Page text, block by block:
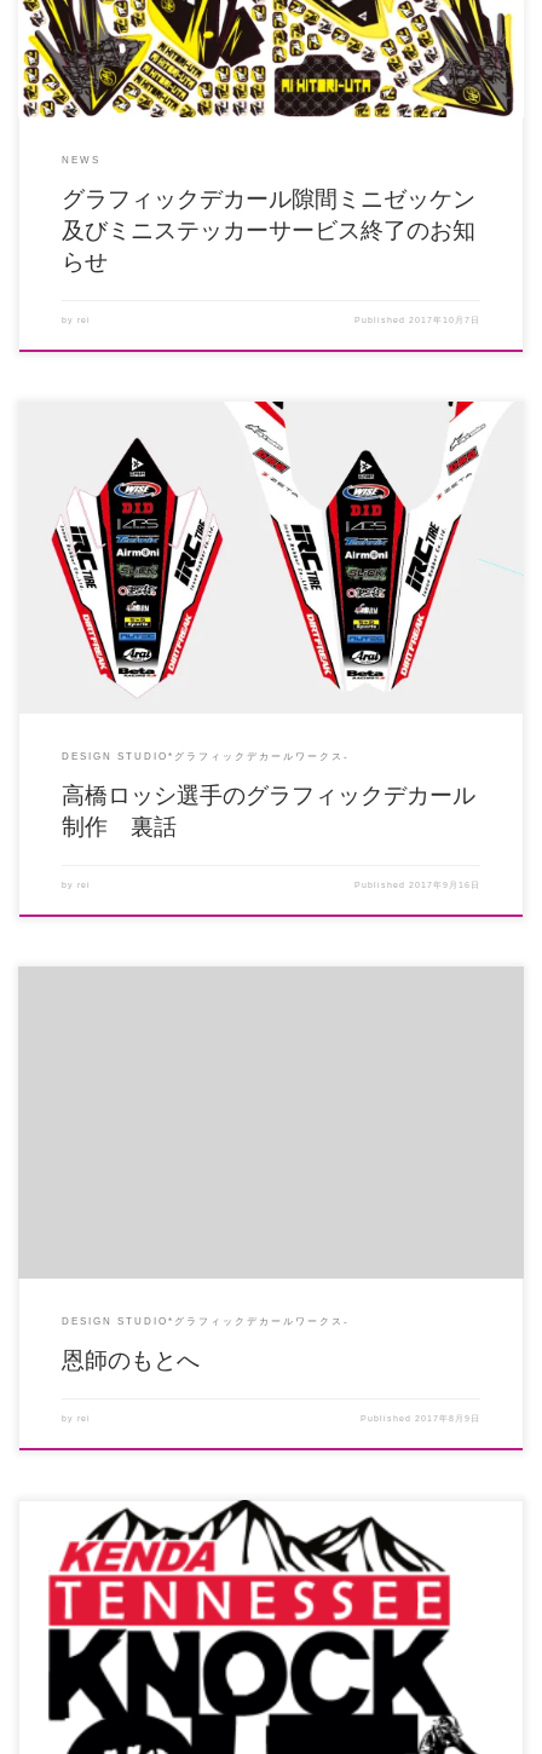
NEWS
グラフィックデカール隙間ミニゼッケン
及びミニステッカーサービス終了のお知
らせ
by rei Published2017年10月7日
先日SNSで掲載したデカールの画像に大きな反響をいただきました。 ロゴの
レイアウト、そ […]
DESIGN STUDIO*グラフィックデカールワークス-
高橋ロッシ選手のグラフィックデカール
制作 裏話
by rei Published2017年9月16日
DESIGN STUDIO*グラフィックデカールワークス-
恩師のもとへ
by rei Published2017年8月9日
当デカール屋にとって今年いちのイベント「テネシーノックアウト
（TKO）」が来る2017 […]